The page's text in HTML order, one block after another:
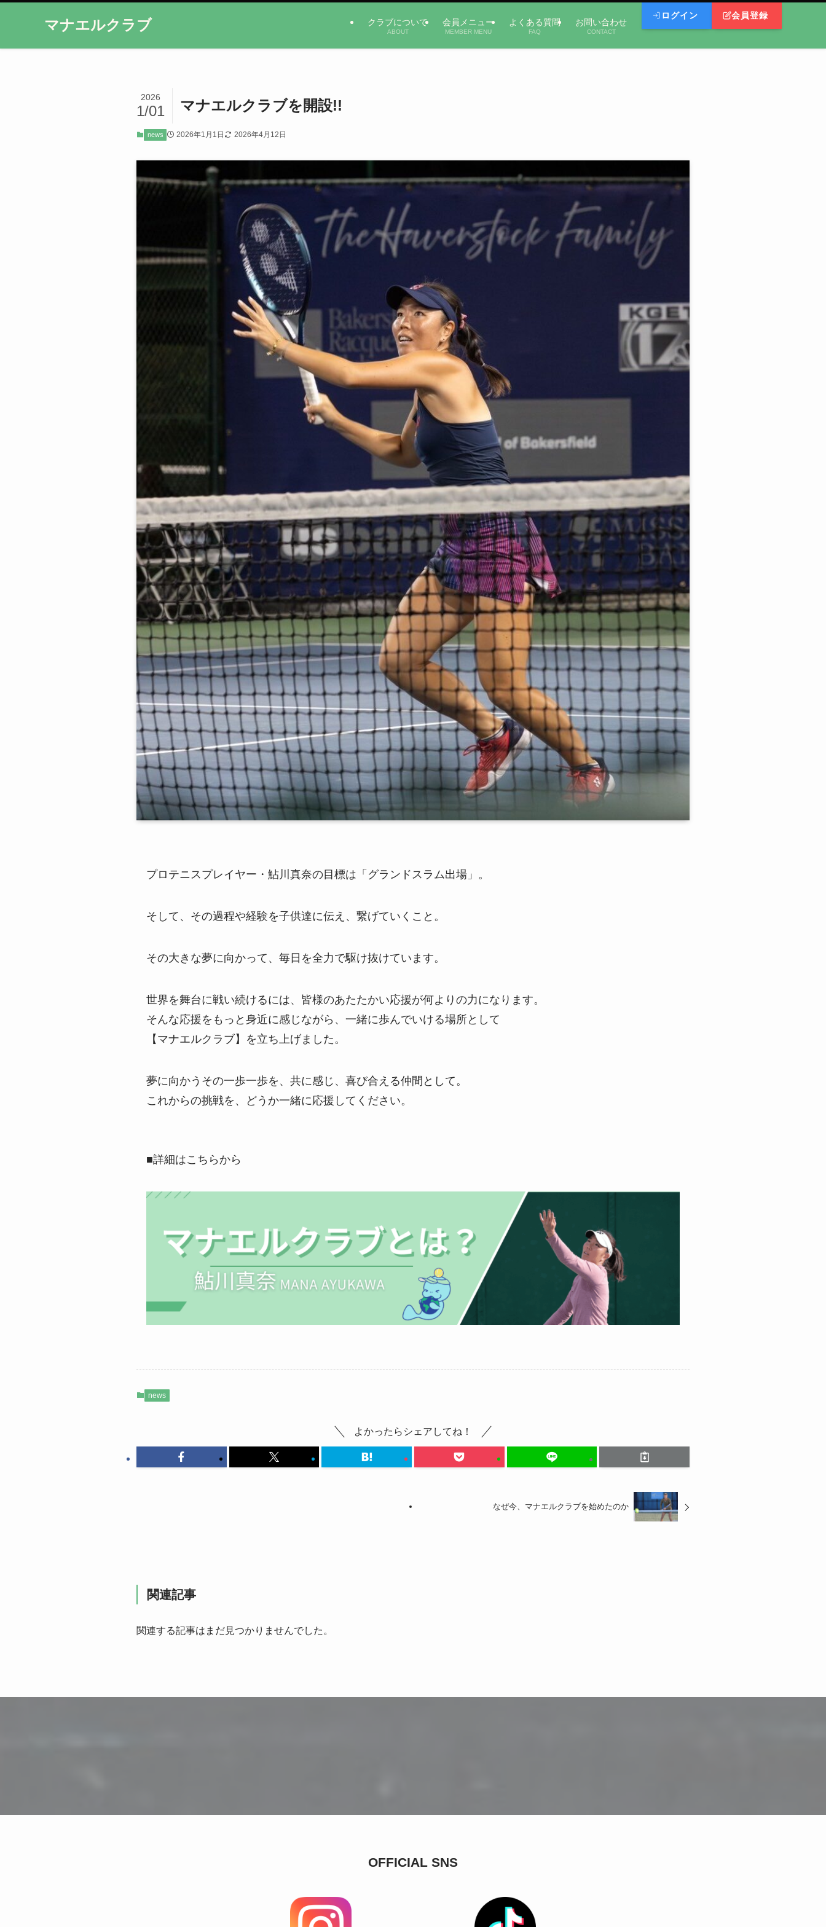
マナエルクラブ クラブについて
ABOUT
会員メニュー
MEMBER MENU
よくある質問
FAQ
お問い合わせ
CONTACT
ログイン 会員登録
マナエルクラブを開設!!
2026
1/01
news 2026年1月1日 2026年4月12日
プロテニスプレイヤー・鮎川真奈の目標は「グランドスラム出場」。
そして、その過程や経験を子供達に伝え、繋げていくこと。
その大きな夢に向かって、毎日を全力で駆け抜けています。
世界を舞台に戦い続けるには、皆様のあたたかい応援が何よりの力になります。
そんな応援をもっと身近に感じながら、一緒に歩んでいける場所として
【マナエルクラブ】を立ち上げました。
夢に向かうその一歩一歩を、共に感じ、喜び合える仲間として。
これからの挑戦を、どうか一緒に応援してください。
■詳細はこちらから
news
よかったらシェアしてね！
なぜ今、マナエルクラブを始めたのか
関連記事
関連する記事はまだ見つかりませんでした。
OFFICIAL SNS